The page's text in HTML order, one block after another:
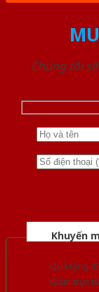
Chúng tôi
Khuyến
Quà tặng
Giảm trực